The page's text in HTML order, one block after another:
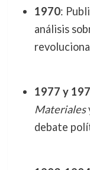
1970:
análisis
1977 y
Materiales
debate